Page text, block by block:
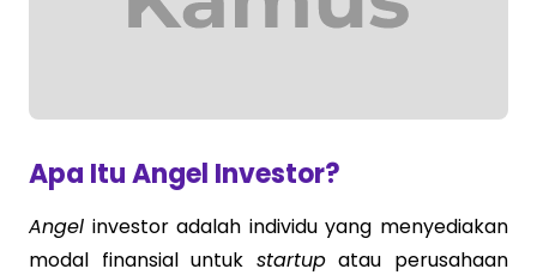
Apa Itu Angel Investor?
Angel investor adalah individu yang menyediakan
modal finansial untuk startupatau perusahaan